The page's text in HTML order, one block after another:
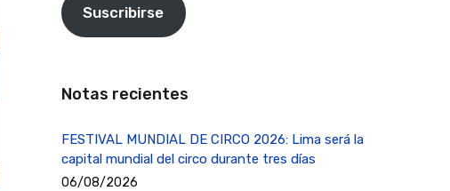
Suscribirse
Notas recientes
FESTIVAL MUNDIAL DE CIRCO 2026: Lima será la
capital mundial del circo durante tres días
06/08/2026